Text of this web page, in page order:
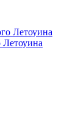
Летоуина